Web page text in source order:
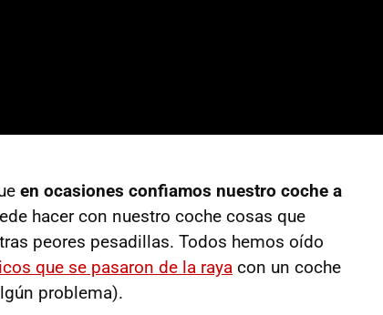
en ocasiones confiamos nuestro coche a
hacer con nuestro coche cosas que
peores pesadillas. Todos hemos oído
que se pasaron de la raya con un coche
problema).